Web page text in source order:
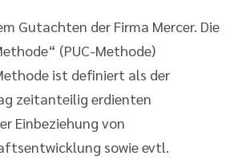
Gutachten der Firma Mercer. Die
(PUC-Methode)
ist definiert als der
zeitanteilig erdienten
Einbeziehung von
sowie evtl.